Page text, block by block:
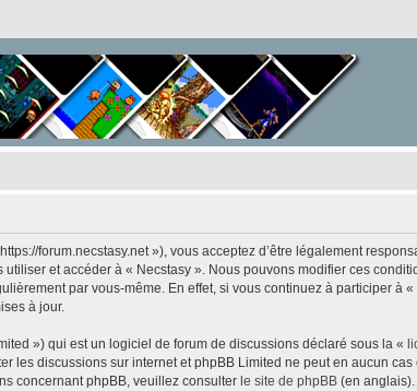
forum.necstasy.net »), vous acceptez d’être légalement
et accéder à « Necstasy ». Nous pouvons modifier ces
par vous-même. En effet, si vous continuez à participer à
à jour.
») qui est un logiciel de forum de discussions déclaré sous la «
les discussions sur internet et phpBB Limited ne peut en aucun
concernant phpBB, veuillez consulter le site de phpBB (en anglais).